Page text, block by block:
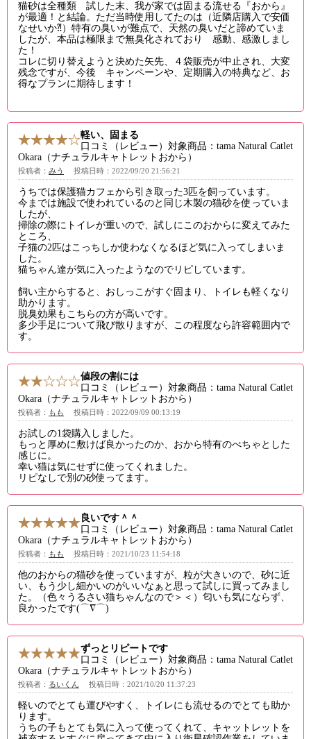
猫砂は全種類 試した末、我が家では固まる流せる『おから』
が最適！と結論。ただ当時使用してたのは（近隣店購入で安価
なせいか⁈）特有の臭いが難点で、天然の臭いだと諦めていま
したが、本品は極限まで無臭化されており 感動、感激しまし
た！
コレに切り替えようと決めた矢先、４袋販売が中止され、大変
残念ですが、今後 キャンペーンや、定期購入の特典など、お
得なプランに期待します！
軽い、固まる
口コミ（レビュー）対象商品：tama Natural Catlet
Okara（ナチュラルキャトレットおから）
投稿者： みう 投稿日時：2022/09/20 21:56:21
うちでは保護猫カフェから引き取った3匹を飼っています。
今までは施設で使われているのと同じ木製の猫砂を使っていま
したが、
掃除の際にトイレが重いので、試しにこのおからに変えてみた
ところ、
子猫の2匹はこっちしか使わなくなるほど気に入ってしまいま
した。
猫ちゃん達が気に入ったようなのでリピしています。
飼い主からすると、おしっこがすぐ固まり、トイレも軽くなり
助かります。
脱臭効果もこちらの方が高いです。
多少手足について飛び散りますが、この程度なら許容範囲内で
す。
値段の割には
口コミ（レビュー）対象商品：tama Natural Catlet
Okara（ナチュラルキャトレットおから）
投稿者： もも 投稿日時：2022/09/09 00:13:19
お試しの1袋購入しました。
もっと厚めに敷けば良かったのか、おから特有のべちゃとした
感じに。
幸い猫は気にせずに使ってくれました。
リピなしで別の砂使ってます。
良いです＾＾
口コミ（レビュー）対象商品：tama Natural Catlet
Okara（ナチュラルキャトレットおから）
投稿者： もも 投稿日時：2021/10/23 11:54:18
他のおからの猫砂を使っていますが、粒が大きいので、砂に近
い、もう少し細かいのがいいなぁと思って試しに買ってみまし
た。（色々うるさい猫ちゃんなので＞＜）匂いも気にならず、
良かったです(⌒∇⌒)
ずっとリピートです
口コミ（レビュー）対象商品：tama Natural Catlet
Okara（ナチュラルキャトレットおから）
投稿者： るいくん 投稿日時：2021/10/20 11:37:23
軽いのでとても運びやすく、トイレにも流せるのでとても助か
ります。
うちの子もとても気に入って使ってくれて、キャットレットを